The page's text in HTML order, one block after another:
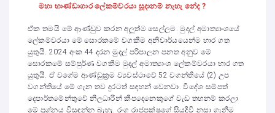
මහා භාණ්ඩාගාර ලේකම්වරයා සූදානම් නැහැ නේද ?
ඒක තමයි මේ ආණ්ඩුව කරන අලුත්ම සෙල්ලම. මුදල් අමාත්‍යාංශයේ
ලේකම්වරයා මේ සොරකමේ වගකීම අනිවාර්යයෙන්ම භාර ගත
යුතුයි. 2024 අංක 44 දරන මුදල් පරිපාලන පනත අනුව මේ
සොරකමේ සම්පුර්ණ වගකීම මුදල් අමාත්‍යාංශ ලේකම්වරයා භාර ගත
යුතුයි. ඒ වගේම ආණ්ඩුක්‍රම ව්‍යවස්ථාවේ 52 වගන්තියේ (2) උප
වගන්තියේ මේ ගැන තව දුරටත් සඳහන් වෙනවා. විදේශ සම්පත්
දෙපාර්තමේන්තුවේ නිලධාරීන් කීපදෙනෙකුගේ වැඩ තහනම් කරලා
මේ ප්‍රශ්නය විසඳන්න බැහැ. රංග රාජපක්ෂගේ සියදිවි නසා ගැනීම